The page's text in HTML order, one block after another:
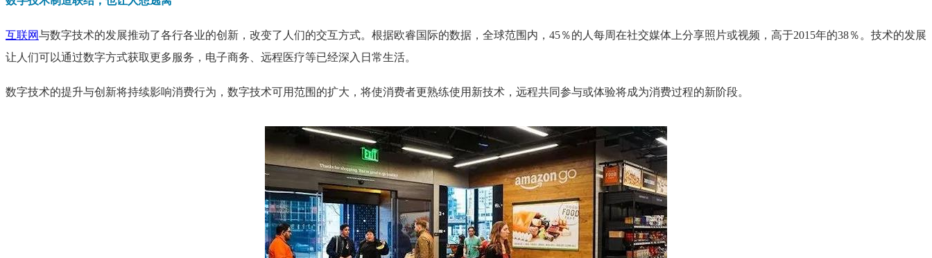
互联网与数字技术的发展推动了各行各业的创新，改变了人们的交互方式。根据欧睿国际的数据，全球范围内，45％的人每周在社交媒体上分享照片或视频，高于2015年的38％。技术的发展
让人们可以通过数字方式获取更多服务，电子商务、远程医疗等已经深入日常生活。
数字技术的提升与创新将持续影响消费行为，数字技术可用范围的扩大，将使消费者更熟练使用新技术，远程共同参与或体验将成为消费过程的新阶段。